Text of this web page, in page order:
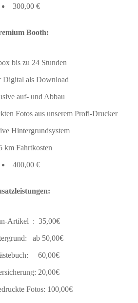
300,00 €
Booth:
bis zu 24 Stunden
Digital als Download
auf- und Abbau
Fotos aus unserem Profi-Drucker
Hintergrundsystem
km Fahrtkosten
400,00 €
Artikel : 35,00€
ab 50,00€
60,00€
20,00€
Fotos: 100,00€